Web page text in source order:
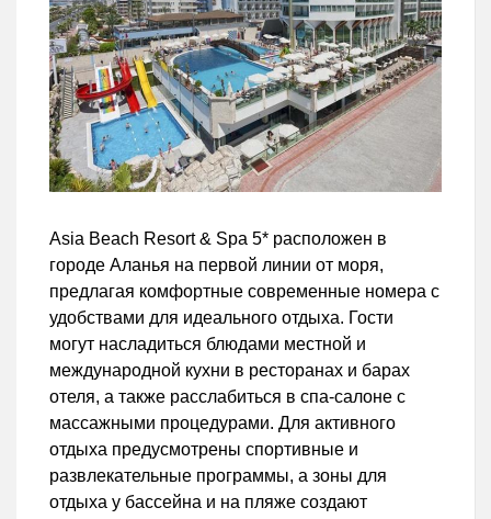
Asia Beach Resort & Spa 5* расположен в
городе Аланья на первой линии от моря,
предлагая комфортные современные номера с
удобствами для идеального отдыха. Гости
могут насладиться блюдами местной и
международной кухни в ресторанах и барах
отеля, а также расслабиться в спа-салоне с
массажными процедурами. Для активного
отдыха предусмотрены спортивные и
развлекательные программы, а зоны для
отдыха у бассейна и на пляже создают